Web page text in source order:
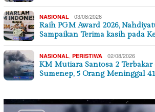
NASIONAL 03/08/2026
Raih PGM Award 2026,
Sampaikan Terima kasih pada
NASIONAL PERISTIWA 02/08/2026
KM Mutiara Santosa 2 Terbakar
Sumenep, 5 Orang Meninggal